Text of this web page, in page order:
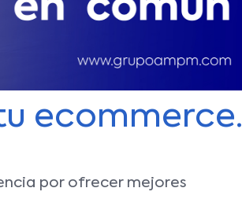
ecommerce.
por ofrecer mejores